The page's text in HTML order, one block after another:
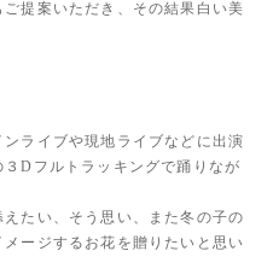
提案いただき、その結果白い美
ライブや現地ライブなどに出演
Dフルトラッキングで踊りなが
たい、そう思い、また冬の子の
ージするお花を贈りたいと思い